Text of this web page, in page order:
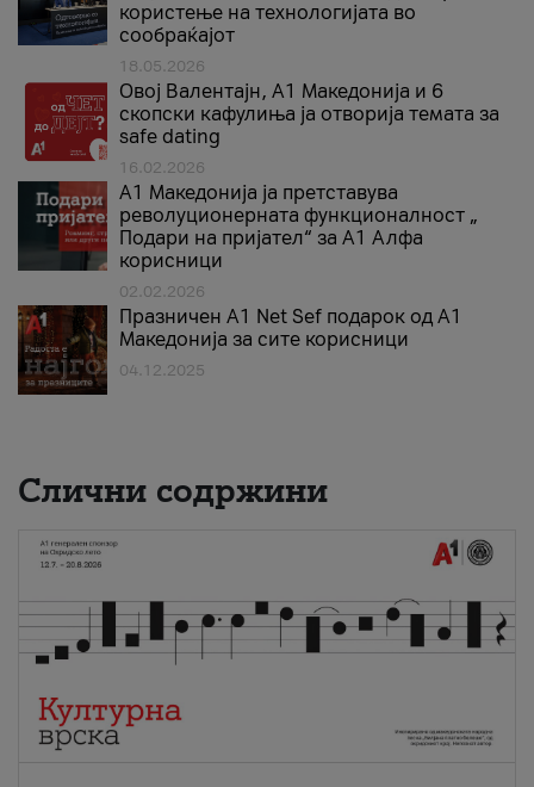
користење на технологијата во
сообраќајот
18.05.2026
Овој Валентајн, A1 Македонија и 6
скопски кафулиња ја отворија темата за
safe dating
16.02.2026
А1 Македонија ја претставува
револуционерната функционалност „
Подари на пријател“ за А1 Алфа
корисници
02.02.2026
Празничен A1 Net Sеf подарок од А1
Македонија за сите корисници
04.12.2025
Слични содржини